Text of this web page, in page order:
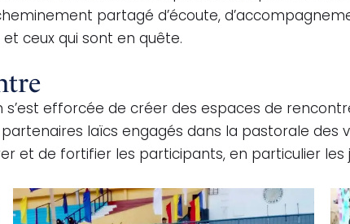
partagé d’écoute,
ceux qui sont en quête.
s’est efforcée de créer des espaces de
laïcs engagés dans la pastorale des
et de fortifier les participants, en particulier les